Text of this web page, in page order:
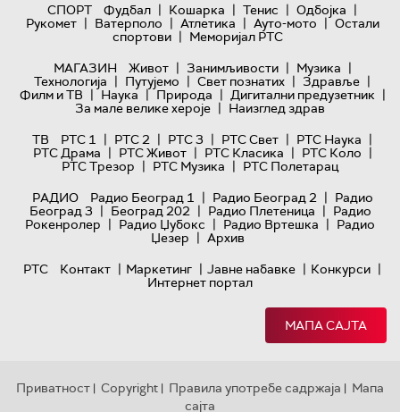
СПОРТ
Фудбал | Кошарка | Тенис | Одбојка |
Рукомет | Ватерполо | Атлетика | Ауто-мото | Остали
спортови | Меморијал РТС
МАГАЗИН
Живот | Занимљивости | Музика |
Технологијa | Путујемо | Свет познатих | Здравље |
Филм и ТВ | Наука | Природа | Дигитални предузетник |
За мале велике хероје | Наизглед здрав
ТВ
РТС 1 | РТС 2 | РТС 3 | РТС Свет | РТС Наука |
РТС Драма | РТС Живот | РТС Класика | РТС Коло |
РТС Трезор | РТС Музика | РТС Полетарац
РАДИО
Радио Београд 1 | Радио Београд 2 | Радио
Београд 3 | Београд 202 | Радио Плетеница | Радио
Рокенролер | Радио Џубокс | Радио Вртешка | Радио
Џезер | Архив
РТС
Контакт | Маркетинг | Јавне набавке | Конкурси |
Интернет портал
МАПА САЈТА
Приватност | Copyright | Правила употребе садржаја | Мапа
сајта